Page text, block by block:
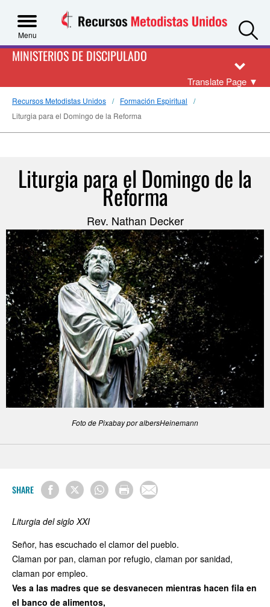
Menu
MINISTERIOS DE DISCIPULADO
Translate Page ▼
Recursos Metodistas Unidos
Formación Espiritual
Liturgia para el Domingo de la Reforma
Liturgia para el Domingo de la
Reforma
Rev. Nathan Decker
Foto de Pixabay por albersHeinemann
SHARE
Liturgia del siglo XXI
Señor, has escuchado el clamor del pueblo.
Claman por pan, claman por refugio, claman por sanidad,
claman por empleo.
Ves a las madres que se desvanecen mientras hacen fila en
el banco de alimentos,